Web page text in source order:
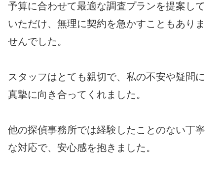
予算に合わせて最適な調査プランを提案して
いただけ、無理に契約を急かすこともありま
せんでした。
スタッフはとても親切で、私の不安や疑問に
真摯に向き合ってくれました。
他の探偵事務所では経験したことのない丁寧
な対応で、安心感を抱きました。